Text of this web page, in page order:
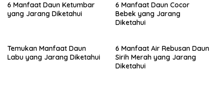
6 Manfaat Daun Ketumbar
yang Jarang Diketahui
6 Manfaat Daun Cocor
Bebek yang Jarang
Diketahui
Temukan Manfaat Daun
Labu yang Jarang Diketahui
6 Manfaat Air Rebusan Daun
Sirih Merah yang Jarang
Diketahui